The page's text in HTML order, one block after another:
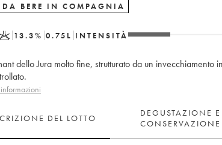
BERE IN COMPAGNIA
13.3% 0.75 L INTENSITÀ
dello Jura molto fine, strutturato da un invecchiamento
DEL LOTTO
DEGUSTAZIONE E
CONSERVAZIONE